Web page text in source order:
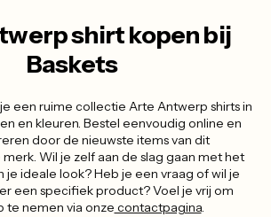
shirt kopen bij
Baskets
een ruime collectie Arte Antwerp shirts in
en kleuren. Bestel eenvoudig online en
door de nieuwste items van dit
Wil je zelf aan de slag gaan met het
je ideale look? Heb je een vraag of wil je
een specifiek product? Voel je vrij om
te nemen via onze contactpagina.